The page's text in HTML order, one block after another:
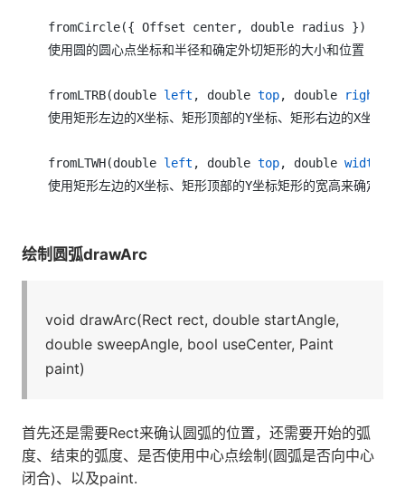
fromCircle({ Offset center, double radius })
使用圆的圆心点坐标和半径和确定外切矩形的大小和位置
fromLTRB(double left , double top, double right
使用矩形左边的X坐标、矩形顶部的Y坐标、矩形右边的X坐标
fromLTWH(double left , double top, double width
绘制圆弧drawArc
void drawArc(Rect rect, double startAngle,
double sweepAngle, bool useCenter, Paint
paint)
首先还是需要Rect来确认圆弧的位置，还需要开始的弧
度、结束的弧度、是否使用中心点绘制(圆弧是否向中心
闭合)、以及paint.